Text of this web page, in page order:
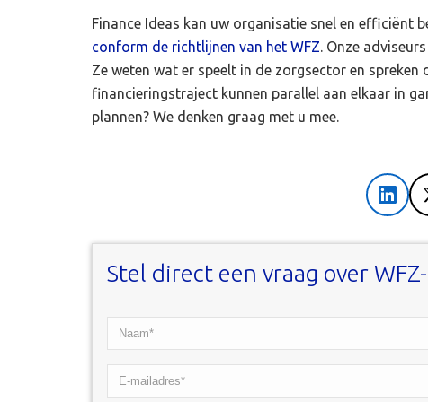
Finance Ideas kan uw organisatie snel en efficiënt
conform de richtlijnen van het WFZ. Onze
Ze weten wat er speelt in de zorgsector en
financieringstraject kunnen parallel aan elkaar in
plannen? We denken graag met u mee.
Stel direct een vraag over
Naam*
*
E-
mailadres*